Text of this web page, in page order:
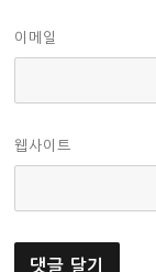
이메일
웹사이트